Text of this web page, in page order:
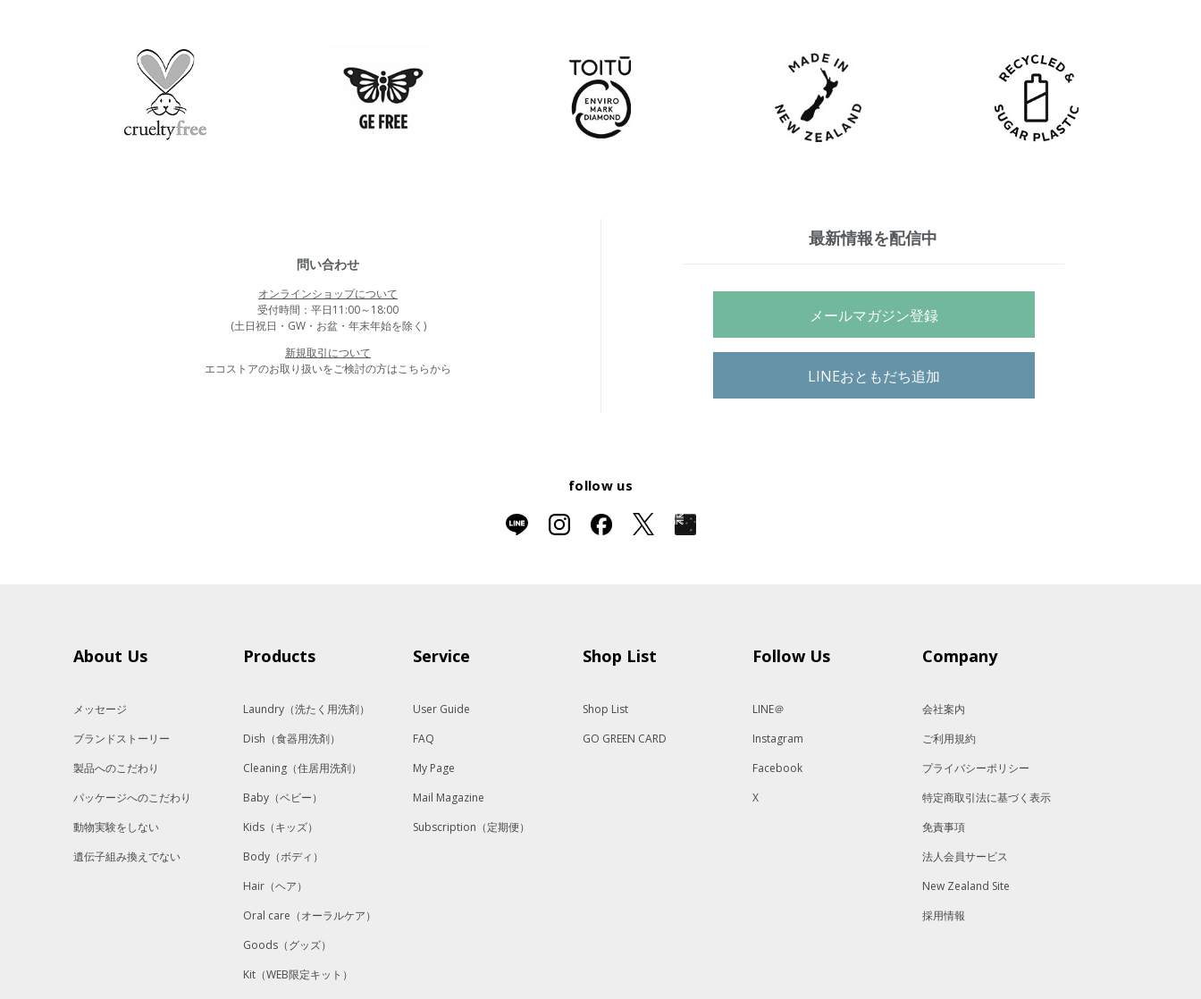
問い合わせ
オンラインショップについて
受付時間：平日11:00～18:00
(土日祝日・GW・お盆・年末年始を除く)
新規取引について
エコストアのお取り扱いをご検討の方はこちらから
最新情報を配信中
メールマガジン登録
LINEおともだち追加
follow us
About Us
メッセージ
ブランドストーリー
製品へのこだわり
パッケージへのこだわり
動物実験をしない
遺伝子組み換えでない
Products
Laundry （洗たく用洗剤）
Dish （食器用洗剤）
Cleaning （住居用洗剤）
Baby （ベビー）
Kids （キッズ）
Body （ボディ）
Hair （ヘア）
Oral care （オーラルケア）
Goods （グッズ）
Kit （WEB限定キット）
Service
User Guide
FAQ
My Page
Mail Magazine
Subscription（定期便）
Shop List
Shop List
GO GREEN CARD
Follow Us
LINE＠
Instagram
Facebook
X
Company
会社案内
ご利用規約
プライバシーポリシー
特定商取引法に基づく表示
免責事項
法人会員サービス
New Zealand Site
採用情報